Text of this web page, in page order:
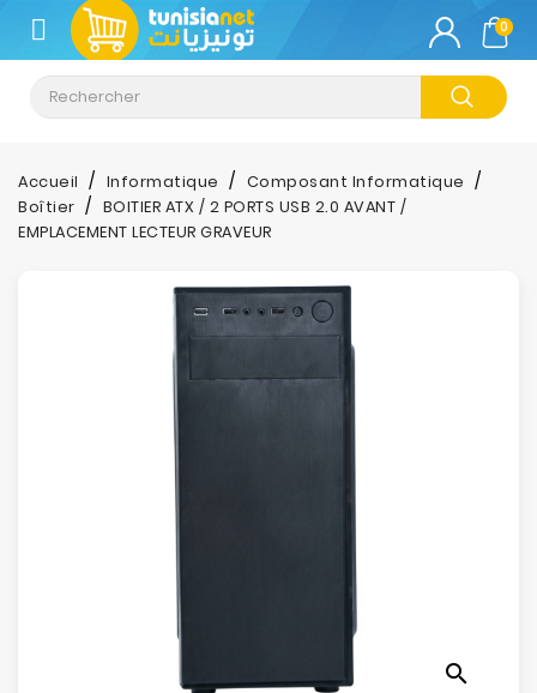
CATÉGORIE
Climatisation
Informatique
Téléphonie
0
Accueil Informatique
Composant Informatique
Boîtier
BOITIER ATX / 2 PORTS USB 2.0 AVANT /
EMPLACEMENT LECTEUR GRAVEUR
search